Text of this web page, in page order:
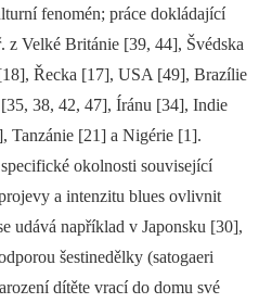
fenomén; práce dokládající
z Velké Británie [39, 44], Švédska
Řecka [17], USA [49], Brazílie
38, 42, 47], Íránu [34], Indie
Tanzánie [21] a Nigérie [1].
okolnosti související
a intenzitu blues ovlivnit
udává například v Japonsku [30],
šestinedělky (satogaeri
dítěte vrací do domu své